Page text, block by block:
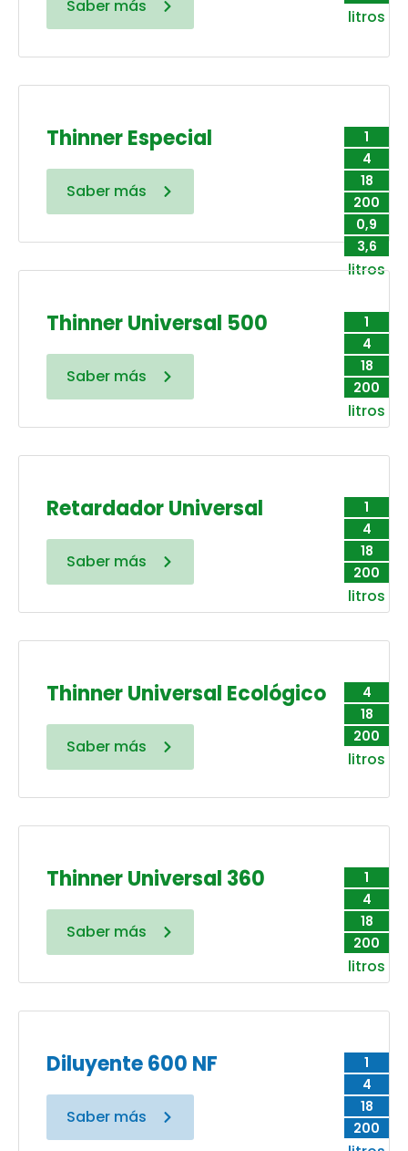
litros
Saber más
1
4
18
200
0,9
3,6
litros
Thinner Especial
Saber más
1
4
18
200
litros
Thinner Universal 500
Saber más
1
4
18
200
litros
Retardador Universal
Saber más
4
18
200
litros
Thinner Universal Ecológico
Saber más
1
4
18
200
litros
Thinner Universal 360
Saber más
1
4
18
200
Diluyente 600 NF
Saber más